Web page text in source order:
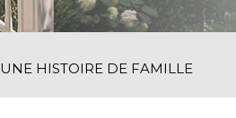
UNE HISTOIRE DE FAMILLE